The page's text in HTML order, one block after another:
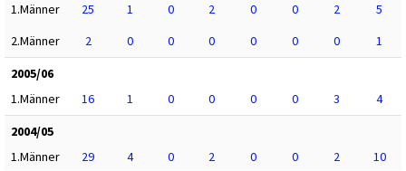
1.Männer
25 1 0 2 0 0 2
5
2.Männer
2 0 0 0 0 0 0
1
2005/06
1.Männer
16 1 0 0 0 0 3
4
2004/05
1.Männer
29 4 0 2 0 0 2 10